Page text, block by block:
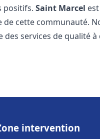
positifs.Saint Marcel
cette communauté.
des services de qualité
intervention